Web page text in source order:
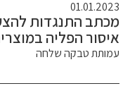
01.01.2023
מכתב התנגדות
איסור הפליה
עמותת טבקה שלחה